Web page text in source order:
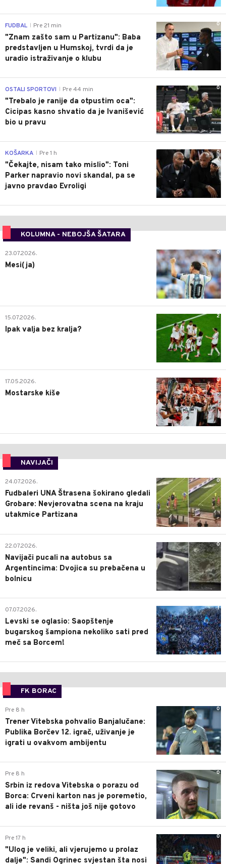
0
FUDBAL Pre 21 min
"Znam zašto sam u Partizanu": Baba
predstavljen u Humskoj, tvrdi da je
uradio istraživanje o klubu
0
OSTALI SPORTOVI Pre 44 min
"Trebalo je ranije da otpustim oca":
Cicipas kasno shvatio da je Ivanišević
bio u pravu
0
KOŠARKA Pre 1 h
"Čekajte, nisam tako mislio": Toni
Parker napravio novi skandal, pa se
javno pravdao Evroligi
KOLUMNA - NEBOJŠA ŠATARA
0
23.07.2026.
Mesi(ja)
2
15.07.2026.
Ipak valja bez kralja?
0
17.05.2026.
Mostarske kiše
NAVIJAČI
0
24.07.2026.
Fudbaleri UNA Štrasena šokirano gledali
Grobare: Nevjerovatna scena na kraju
utakmice Partizana
0
22.07.2026.
Navijači pucali na autobus sa
Argentincima: Dvojica su prebačena u
bolnicu
1
07.07.2026.
Levski se oglasio: Saopštenje
bugarskog šampiona nekoliko sati pred
meč sa Borcem!
FK BORAC
0
Pre 8 h
Trener Vitebska pohvalio Banjalučane:
Publika Borčev 12. igrač, uživanje je
igrati u ovakvom ambijentu
0
Pre 8 h
Srbin iz redova Vitebska o porazu od
Borca: Crveni karton nas je poremetio,
ali ide revanš - ništa još nije gotovo
0
Pre 17 h
"Ulog je veliki, ali vjerujemo u prolaz
dalje": Sandi Ogrinec svjestan šta nosi